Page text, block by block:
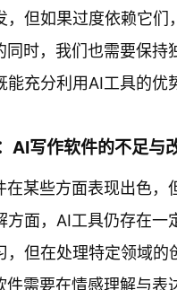
，但如果过度依赖它们
同时，我们也需要保
能充分利用AI工具的优
AI写作软件的不足与
在某些方面表现出色
方面，AI工具仍存在
，但在处理特定领域的
件需要在情感理解与